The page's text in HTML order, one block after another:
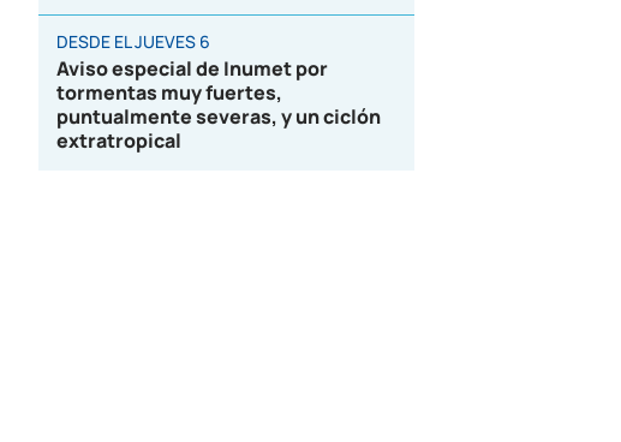
DESDE EL JUEVES 6
Aviso especial de Inumet por
tormentas muy fuertes,
puntualmente severas, y un ciclón
extratropical